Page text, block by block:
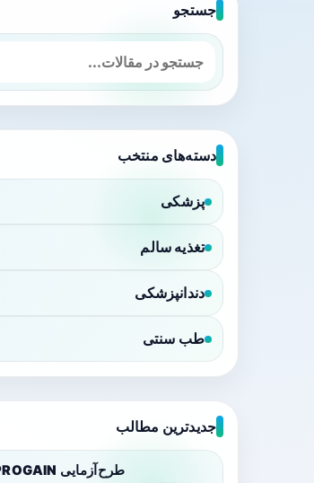
جستجو
دسته‌های منتخب
پزشکی
تغذیه سالم
دندانپزشکی
طب سنتی
جدیدترین مطالب